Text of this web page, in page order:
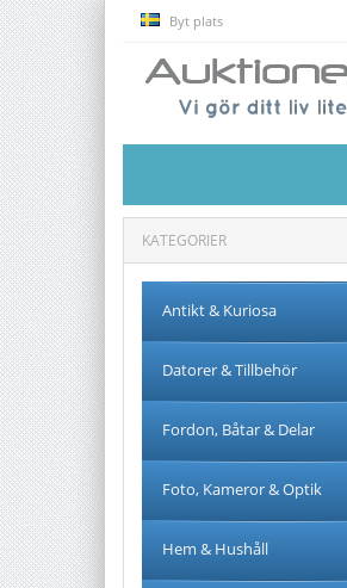
Byt plats
KATEGORIER
Antikt & Kuriosa
Datorer & Tillbehör
Fordon, Båtar & Delar
Foto, Kameror & Optik
Hem & Hushåll